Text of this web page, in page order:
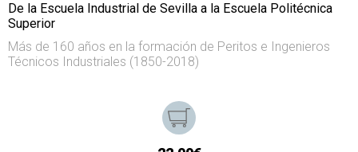
De la Escuela Industrial de Sevilla a la Escuela Politécnica
Superior
Más de 160 años en la formación de Peritos e Ingenieros
Técnicos Industriales (1850-2018)